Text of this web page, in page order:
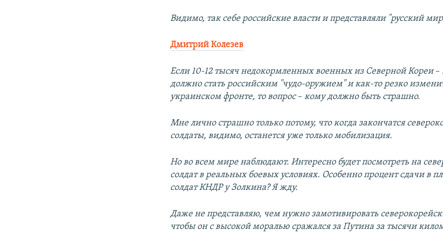
Видимо, так себе российские власти и представляли "русский
Дмитрий Колезев
Если 10-12 тысяч недокормленных военных из Северной Кореи–
должно стать российским "чудо-оружием" и как-то резко
украинском фронте, то вопрос– кому должно быть страшно.
Мне лично страшно только потому, что когда закончатся
солдаты, видимо, останется уже только мобилизация.
Но во всем мире наблюдают. Интересно будет посмотреть на
солдат в реальных боевых условиях. Особенно процент сдачи в
солдат КНДР у Золкина? Я жду.
Даже не представляю, чем нужно замотивировать
чтобы он с высокой моралью сражался за Путина за тысячи